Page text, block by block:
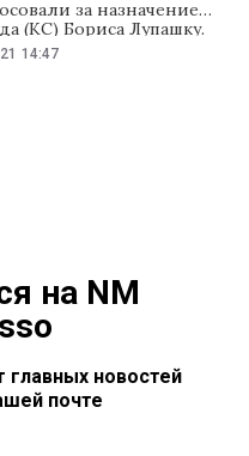
за назначение
(КС) Бориса Лупашку.
депутаты тем же
указа о назначении
14:47
на NM
новостей
почте